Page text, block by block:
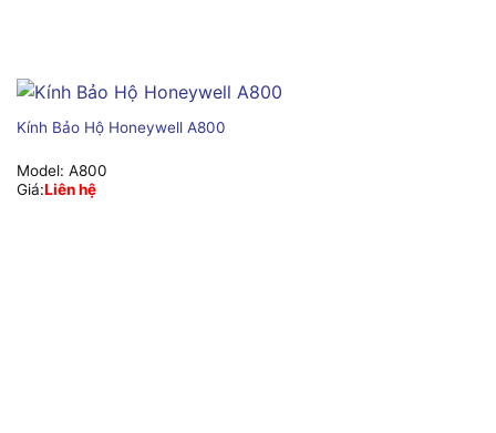
Kính Bảo Hộ Honeywell A800
Model: A800
Giá:Liên hệ